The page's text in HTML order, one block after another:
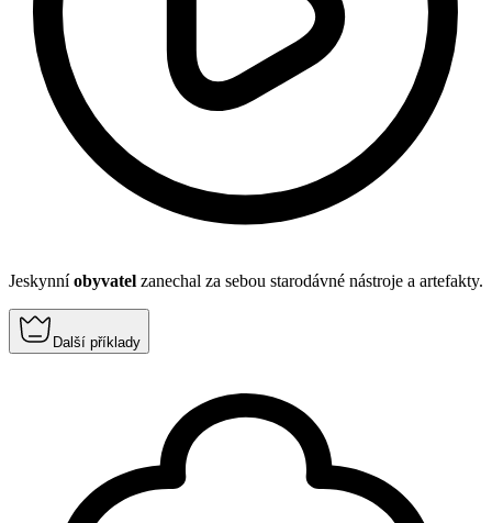
Jeskynníobyvatel zanechal za sebou starodávné nástroje a artefakty.
Další příklady